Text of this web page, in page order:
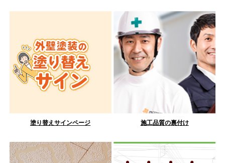
塗り替えサインページ 施工品質の裏付け